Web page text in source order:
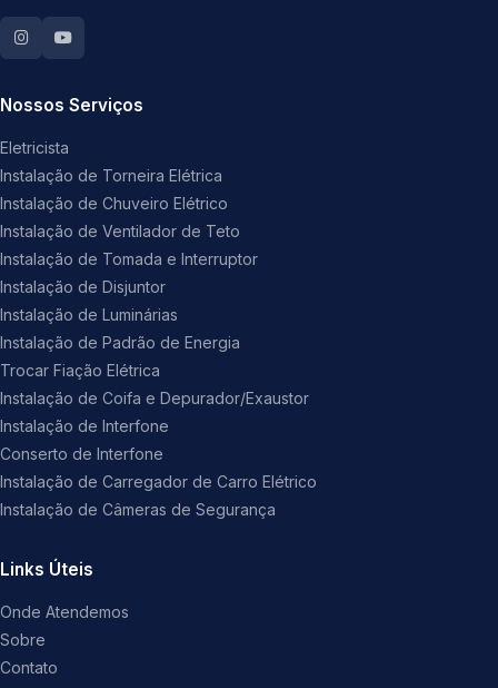
Nossos Serviços
Eletricista
Instalação de Torneira Elétrica
Instalação de Chuveiro Elétrico
Instalação de Ventilador de Teto
Instalação de Tomada e Interruptor
Instalação de Disjuntor
Instalação de Luminárias
Instalação de Padrão de Energia
Trocar Fiação Elétrica
Instalação de Coifa e Depurador/Exaustor
Instalação de Interfone
Conserto de Interfone
Instalação de Carregador de Carro Elétrico
Instalação de Câmeras de Segurança
Links Úteis
Onde Atendemos
Sobre
Contato